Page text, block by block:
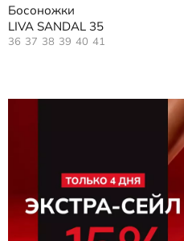
Босоножки
LIVA SANDAL 35
36 37 38 39 40 41